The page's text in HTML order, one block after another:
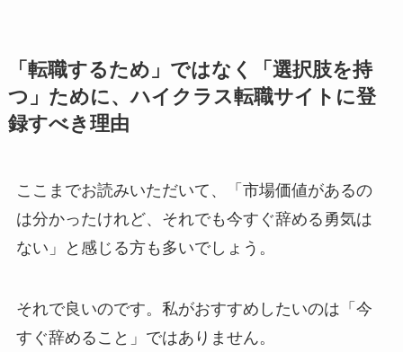
「転職するため」ではなく「選択肢を持
つ」ために、ハイクラス転職サイトに登
録すべき理由
ここまでお読みいただいて、「市場価値があるの
は分かったけれど、それでも今すぐ辞める勇気は
ない」と感じる方も多いでしょう。
それで良いのです。私がおすすめしたいのは「今
すぐ辞めること」ではありません。